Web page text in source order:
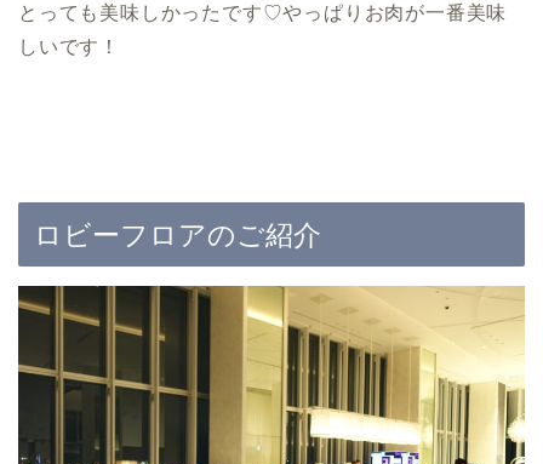
とっても美味しかったです♡やっぱりお肉が一番美味
しいです！
ロビーフロアのご紹介